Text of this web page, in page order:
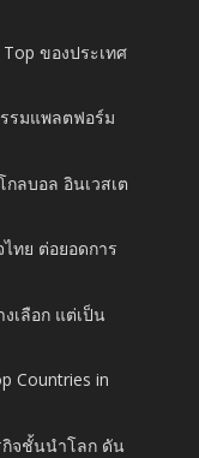
ของประเทศ
รมแพลตฟอร์ม
ลบอล อินเวสเต
ทย ต่อยอดการ
เลือก แต่เป็น
Countries in
กิจชั้นนำโลก ดัน